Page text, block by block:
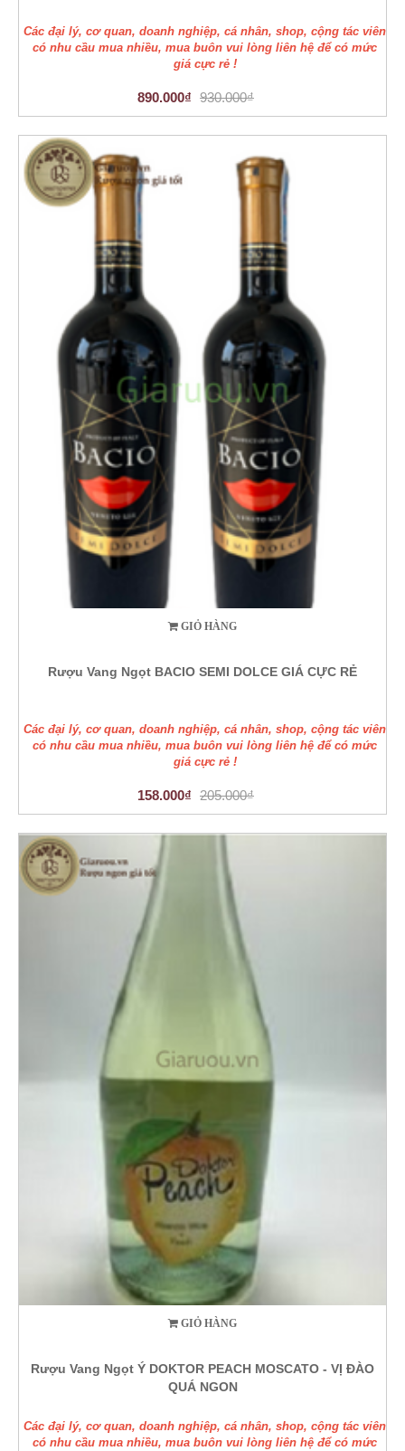
Các đại lý, cơ quan, doanh nghiệp, cá nhân, shop, cộng tác viên
có nhu cầu mua nhiều, mua buôn vui lòng liên hệ để có mức
giá cực rẻ !
890.000₫ 930.000₫
GIỎ HÀNG
Rượu Vang Ngọt BACIO SEMI DOLCE GIÁ CỰC RẺ
Các đại lý, cơ quan, doanh nghiệp, cá nhân, shop, cộng tác viên
có nhu cầu mua nhiều, mua buôn vui lòng liên hệ để có mức
giá cực rẻ !
158.000₫ 205.000₫
GIỎ HÀNG
Rượu Vang Ngọt Ý DOKTOR PEACH MOSCATO - VỊ ĐÀO
QUÁ NGON
Các đại lý, cơ quan, doanh nghiệp, cá nhân, shop, cộng tác viên
có nhu cầu mua nhiều, mua buôn vui lòng liên hệ để có mức